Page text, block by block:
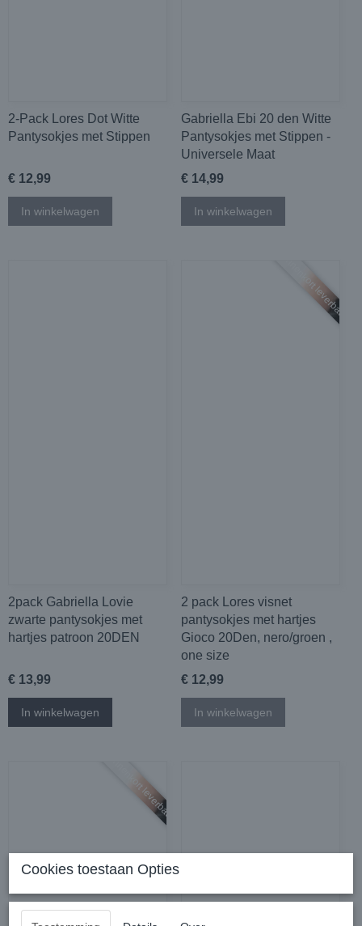
2-Pack Lores Dot Witte
Pantysokjes met Stippen
€ 12,99
In winkelwagen
Gabriella Ebi 20 den Witte
Pantysokjes met Stippen -
Universele Maat
€ 14,99
In winkelwagen
2pack Gabriella Lovie
zwarte pantysokjes met
hartjes patroon 20DEN
€ 13,99
In winkelwagen
Binnenkort leverbaar
2 pack Lores visnet
pantysokjes met hartjes
Gioco 20Den, nero/groen ,
one size
€ 12,99
In winkelwagen
Binnenkort leverbaar
Cookies toestaan Opties